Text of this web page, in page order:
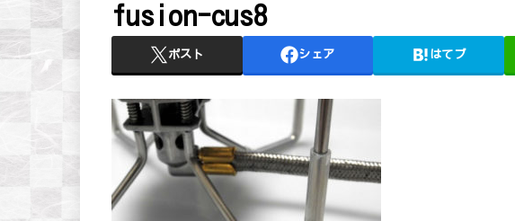
fusion-cus8
ポスト シェア はてブ